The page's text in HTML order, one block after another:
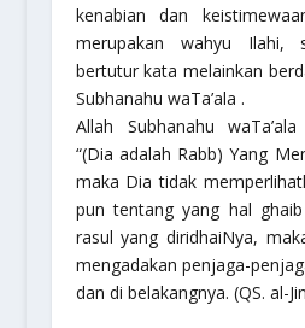
kenabian dan
merupakan wahyu Ilahi,
bertutur kata melainkan
Subhanahu waTa’ala .
Allah Subhanahu waTa’ala
“(Dia adalah Rabb) Yang
maka Dia tidak
pun tentang yang hal
rasul yang diridhaiNya,
mengadakan penjaga-
dan di belakangnya. (QS. al-